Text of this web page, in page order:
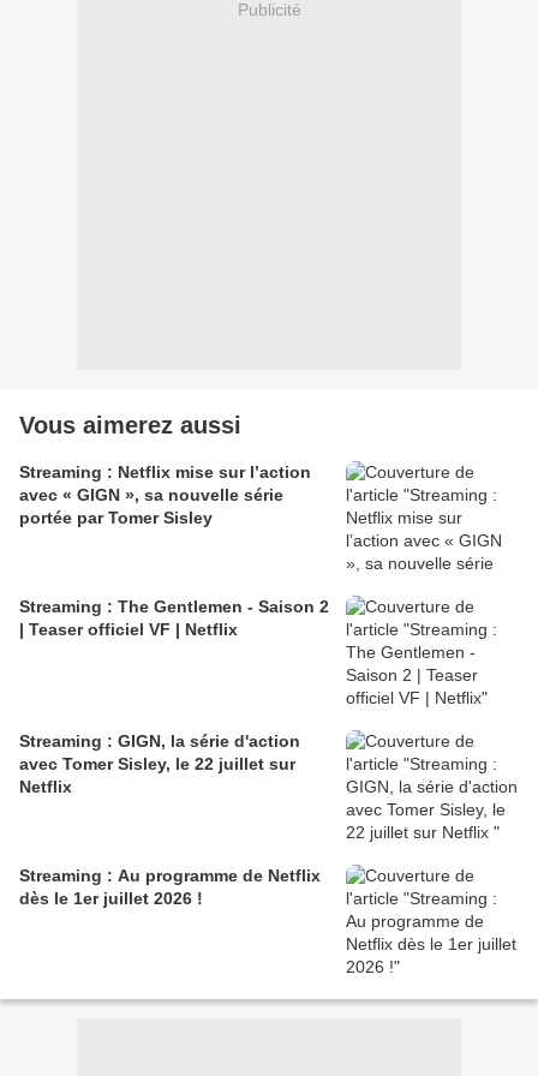
Publicité
Vous aimerez aussi
Streaming : Netflix mise sur l’action
avec « GIGN », sa nouvelle série
portée par Tomer Sisley
Streaming : The Gentlemen - Saison 2
| Teaser officiel VF | Netflix
Streaming : GIGN, la série d'action
avec Tomer Sisley, le 22 juillet sur
Netflix
Streaming : Au programme de Netflix
dès le 1er juillet 2026 !